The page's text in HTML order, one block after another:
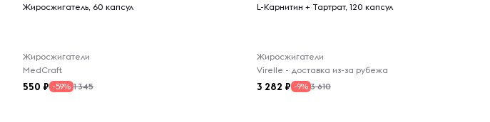
энергии. Продукт рекомендуется для людей, стремящихся к снижению веса и
Условия хранения:
Хранить в сухом и прохладном месте, вдали от прямых солнечных лучей и
Жиросжигатель, 60 капсул
Жиросжигатели
MedCraft
550 -59% 1 345
L-Карнитин + Тартрат, 120 капсул
Жиросжигатели
Virelle - доставка из-за рубежа
3 282 -9% 3 610